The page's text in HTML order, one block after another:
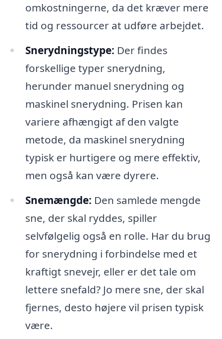
omkostningerne, da det kræver mere
tid og ressourcer at udføre arbejdet.
Snerydningstype: Der findes
forskellige typer snerydning,
herunder manuel snerydning og
maskinel snerydning. Prisen kan
variere afhængigt af den valgte
metode, da maskinel snerydning
typisk er hurtigere og mere effektiv,
men også kan være dyrere.
Snemængde: Den samlede mengde
sne, der skal ryddes, spiller
selvfølgelig også en rolle. Har du brug
for snerydning i forbindelse med et
kraftigt snevejr, eller er det tale om
lettere snefald? Jo mere sne, der skal
fjernes, desto højere vil prisen typisk
være.